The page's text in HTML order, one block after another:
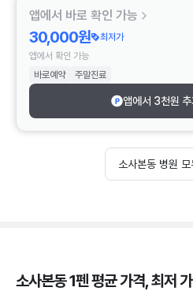
앱에서 바로 확인 가능
30,000원
최저가
앱에서 확인 가능
바로예약
주말진료
앱에서 3천원 추
소사본동 병원 모
소사본동 1펜 평균 가격, 최저